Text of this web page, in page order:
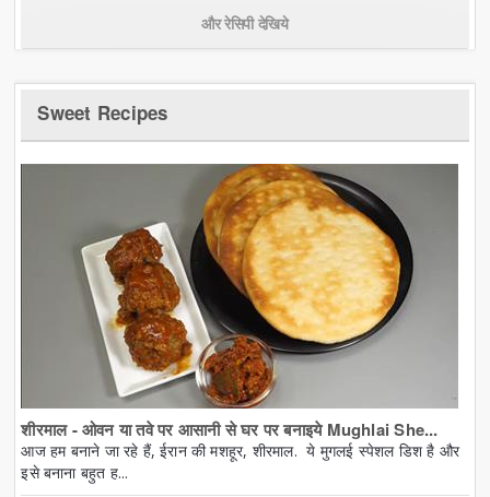
और रेसिपी देखिये
Sweet Recipes
शीरमाल - ओवन या तवे पर आसानी से घर पर बनाइये Mughlai She...
आज हम बनाने जा रहे हैं, ईरान की मशहूर, शीरमाल. ये मुगलई स्पेशल डिश है और
इसे बनाना बहुत ह...